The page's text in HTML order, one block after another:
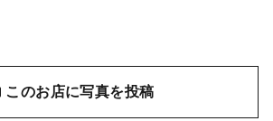
このお店に写真を投稿